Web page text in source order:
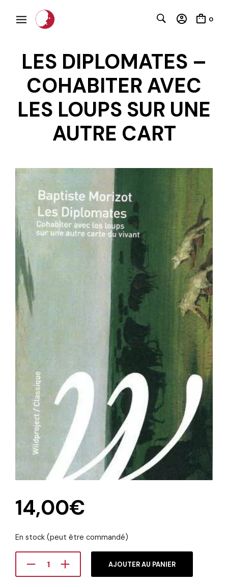
0
LES DIPLOMATES –
COHABITER AVEC
LES LOUPS SUR UNE
AUTRE CART
14,00€
En stock (peut être commandé)
AJOUTER AU PANIER